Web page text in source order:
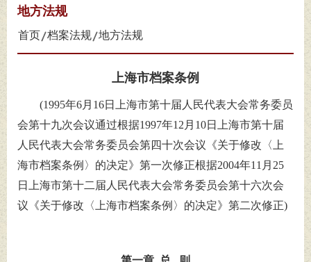
地方法规
首页 档案法规 地方法规
上海市档案条例
(1995年6月16日上海市第十届人民代表大会常务委员
会第十九次会议通过根据1997年12月10日上海市第十届
人民代表大会常务委员会第四十次会议《关于修改〈上
海市档案条例〉的决定》第一次修正根据2004年11月25
日上海市第十二届人民代表大会常务委员会第十六次会
议《关于修改〈上海市档案条例〉的决定》第二次修正)